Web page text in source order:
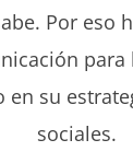
Por eso
en su
sociales.